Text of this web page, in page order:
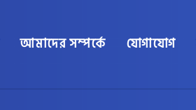
আমাদের সম্পর্কে যোগাযোগ